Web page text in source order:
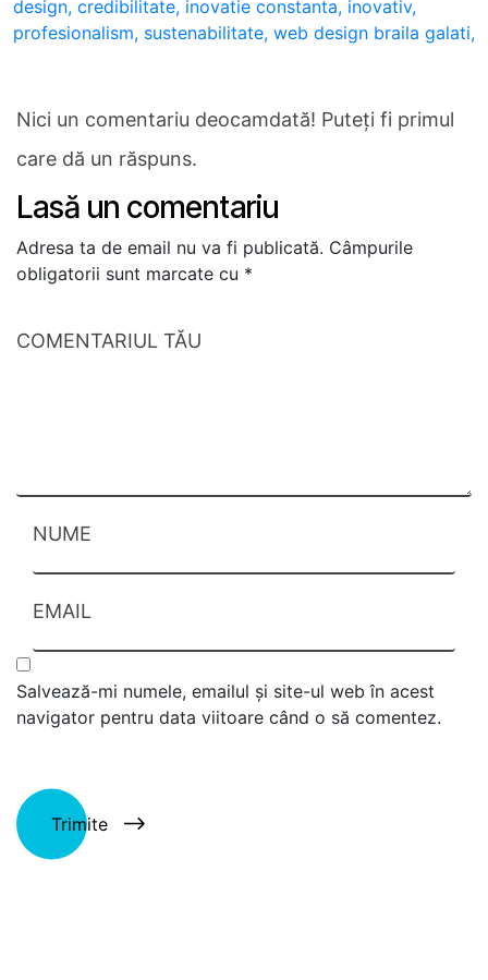
design, credibilitate, inovatie constanta, inovativ,
profesionalism, sustenabilitate, web design braila galati,
Nici un comentariu deocamdată! Puteți fi primul
care dă un răspuns.
Lasă un comentariu
Adresa ta de email nu va fi publicată. Câmpurile
obligatorii sunt marcate cu *
COMENTARIUL TĂU
NUME
EMAIL
Salvează-mi numele, emailul și site-ul web în acest
navigator pentru data viitoare când o să comentez.
Trimite